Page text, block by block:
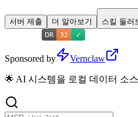
서버 제출 더 알아보기 스킬 둘러
Sponsored by Vernclaw
🌟 AI 시스템을 로컬 데이터 소